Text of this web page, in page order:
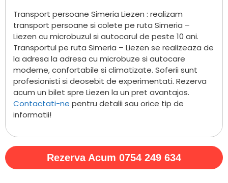
Transport persoane Simeria Liezen : realizam
transport persoane si colete pe ruta Simeria –
Liezen cu microbuzul si autocarul de peste 10 ani.
Transportul pe ruta Simeria – Liezen se realizeaza de
la adresa la adresa cu microbuze si autocare
moderne, confortabile si climatizate. Soferii sunt
profesionisti si deosebit de experimentati. Rezerva
acum un bilet spre Liezen la un pret avantajos.
Contactati-ne pentru detalii sau orice tip de
informatii!
Rezerva Acum 0754 249 634